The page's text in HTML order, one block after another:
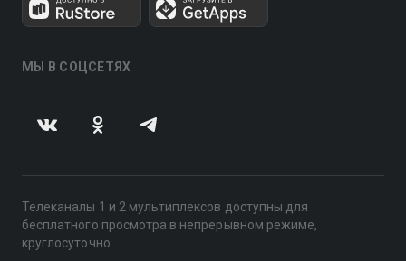
МЫ В СОЦСЕТЯХ
Телеканалы 1 и 2 мультиплексов доступны для
бесплатного просмотра в непрерывном режиме,
круглосуточно.